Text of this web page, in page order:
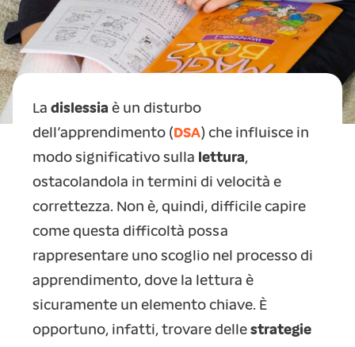
La dislessia è un disturbo
dell’apprendimento (DSA) che influisce in
modo significativo sulla lettura,
ostacolandola in termini di velocità e
correttezza. Non è, quindi, difficile capire
come questa difficoltà possa
rappresentare uno scoglio nel processo di
apprendimento, dove la lettura è
sicuramente un elemento chiave. È
opportuno, infatti, trovare delle strategie